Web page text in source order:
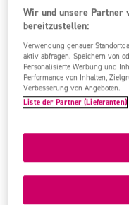
Wir und unsere Partner
bereitzustellen:
Verwendung genauer
aktiv abfragen. Speichern von
Personalisierte Werbung und
Performance von Inhalten,
Verbesserung von Angeboten.
Liste der Partner (Lieferanten)